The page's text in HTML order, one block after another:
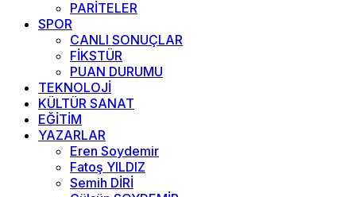
PARİTELER
SPOR
CANLI SONUÇLAR
FİKSTÜR
PUAN DURUMU
TEKNOLOJİ
KÜLTÜR SANAT
EĞİTİM
YAZARLAR
Eren Soydemir
Fatoş YILDIZ
Semih DİRİ